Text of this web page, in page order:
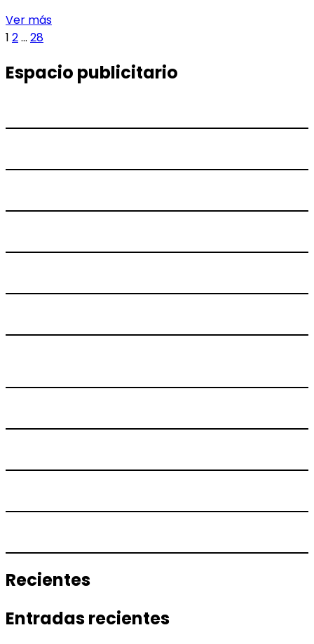
Ver másDISTINGUEN
PRESIDENTA
CON
DERECHOS
Paginación
de
entradas
Página
1 Página
2… Página
28Página
Espacio publicitario
Recientes
Entradas recientes